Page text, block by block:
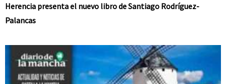
Herencia presenta el nuevo libro de Santiago Rodríguez-
Palancas